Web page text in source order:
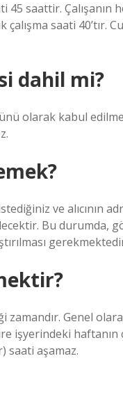
45 saattir.
saati 40’tır.
dahil mi?
olarak kabul
ve alıcının
Bu durumda,
zamandır. Genel
işyerindeki
saati aşamaz.